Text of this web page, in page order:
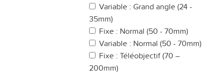
Variable : Grand angle (24 -
35mm)
Fixe : Normal (50 - 70mm)
Variable : Normal (50 - 70mm)
Fixe : Téléobjectif (70 –
200mm)